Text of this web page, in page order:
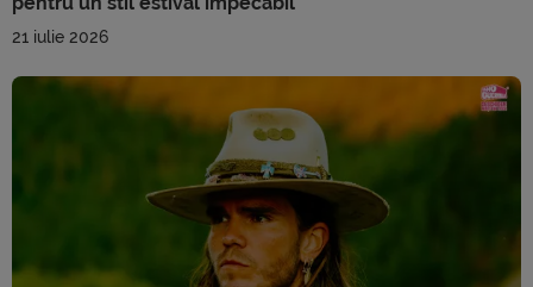
21 iulie 2026